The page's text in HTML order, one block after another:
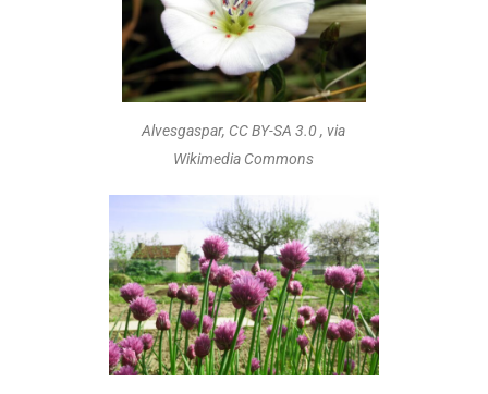
Alvesgaspar, CC BY-SA 3.0 , via
Wikimedia Commons